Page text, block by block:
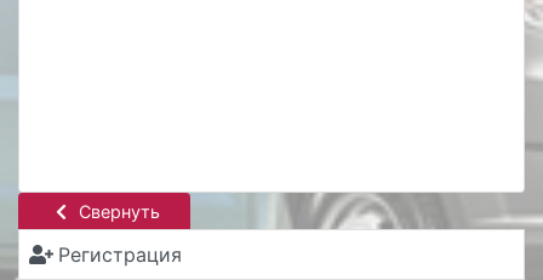
Свернуть
Регистрация